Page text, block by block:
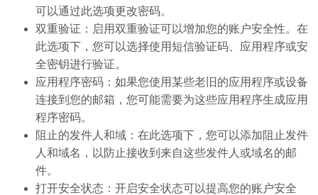
可以通过此选项更改密码。
双重验证：启用双重验证可以增加您的账户安全性。在
此选项下，您可以选择使用短信验证码、应用程序或安
全密钥进行验证。
应用程序密码：如果您使用某些老旧的应用程序或设备
连接到您的邮箱，您可能需要为这些应用程序生成应用
程序密码。
阻止的发件人和域：在此选项下，您可以添加阻止发件
人和域名，以防止接收到来自这些发件人或域名的邮
件。
打开安全状态：开启安全状态可以提高您的账户安全